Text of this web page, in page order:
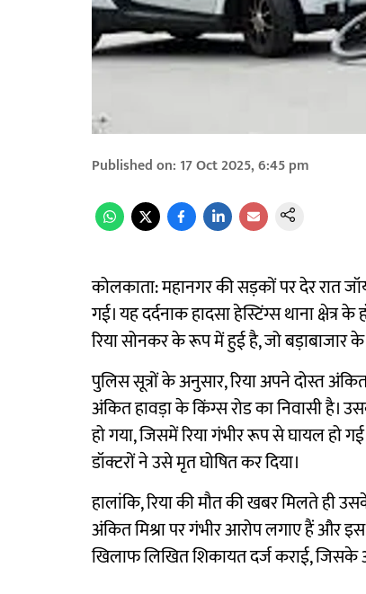
Published on: 17 Oct 2025, 6:45 pm
कोलकाता: महानगर की सड़कों पर देर रात
गई। यह दर्दनाक हादसा हेस्टिंग्स थाना क्षेत्र
रिया सोनकर के रूप में हुई है, जो बड़ाबाजार के
पुलिस सूत्रों के अनुसार, रिया अपने दोस्त
अंकित हावड़ा के किंग्स रोड का निवासी है।
हो गया, जिसमें रिया गंभीर रूप से घायल
डॉक्टरों ने उसे मृत घोषित कर दिया।
हालांकि, रिया की मौत की खबर मिलते ही
अंकित मिश्रा पर गंभीर आरोप लगाए हैं और
खिलाफ लिखित शिकायत दर्ज कराई, जिसके